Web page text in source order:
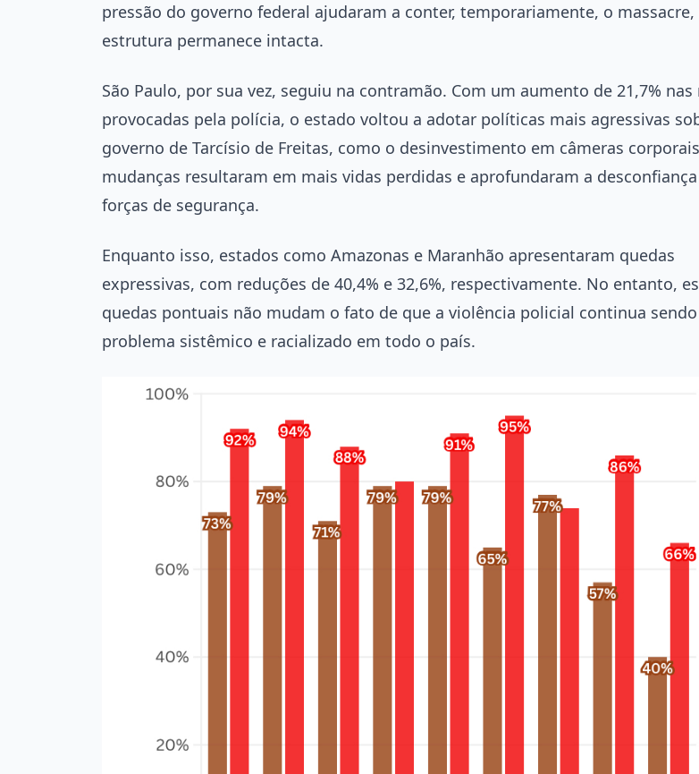
pressão do governo federal ajudaram a conter, temporariamente, o massacre,
estrutura permanece intacta.
São Paulo, por sua vez, seguiu na contramão. Com um aumento de 21,7%
provocadas pela polícia, o estado voltou a adotar políticas mais agressivas
governo de Tarcísio de Freitas, como o desinvestimento em câmeras
mudanças resultaram em mais vidas perdidas e aprofundaram a
forças de segurança.
Enquanto isso, estados como Amazonas e Maranhão apresentaram quedas
expressivas, com reduções de 40,4% e 32,6%, respectivamente. No entanto,
quedas pontuais não mudam o fato de que a violência policial continua
problema sistêmico e racializado em todo o país.